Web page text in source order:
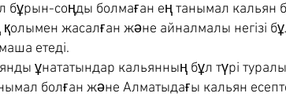
соңды болмаған ең танымал кальян
қолымен жасалған және айналмалы негізі
етеді.
ұнататындар кальянның бұл түрі туралы
болған және Алматыдағы кальян